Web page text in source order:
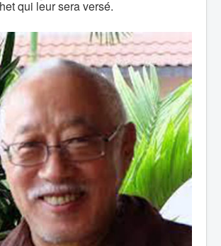
qui leur sera versé.